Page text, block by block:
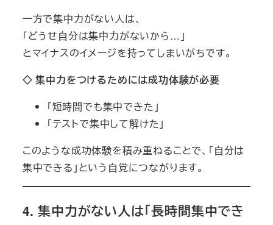
一方で集中力がない人は、
「どうせ自分は集中力がないから…」
とマイナスのイメージを持ってしまいがちです。
◇ 集中力をつけるためには成功体験が必要
「短時間でも集中できた」
「テストで集中して解けた」
このような成功体験を積み重ねることで、「自分は
集中できる」という自覚につながります。
4.集中力がない人は「長時間集中でき